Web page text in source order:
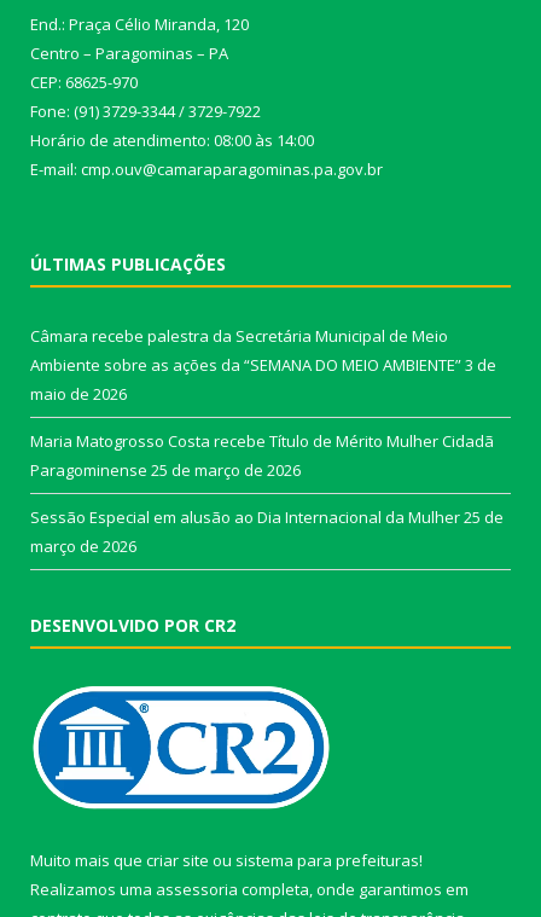
End.: Praça Célio Miranda, 120
Centro – Paragominas – PA
CEP: 68625-970
Fone: (91) 3729-3344 / 3729-7922
Horário de atendimento: 08:00 às 14:00
E-mail: cmp.ouv@camaraparagominas.pa.gov.br
ÚLTIMAS PUBLICAÇÕES
Câmara recebe palestra da Secretária Municipal de Meio
Ambiente sobre as ações da “SEMANA DO MEIO AMBIENTE”3 de
maio de 2026
Maria Matogrosso Costa recebe Título de Mérito Mulher Cidadã
Paragominense 25 de março de 2026
Sessão Especial em alusão ao Dia Internacional da Mulher25 de
março de 2026
DESENVOLVIDO POR CR2
Muito mais que criar site ou sistema para prefeituras!
Realizamos uma assessoria completa, onde garantimos em